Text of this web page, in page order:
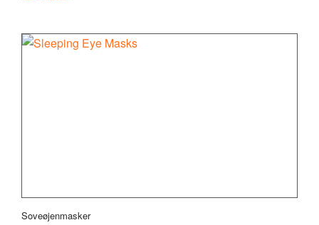
Soveøjenmasker